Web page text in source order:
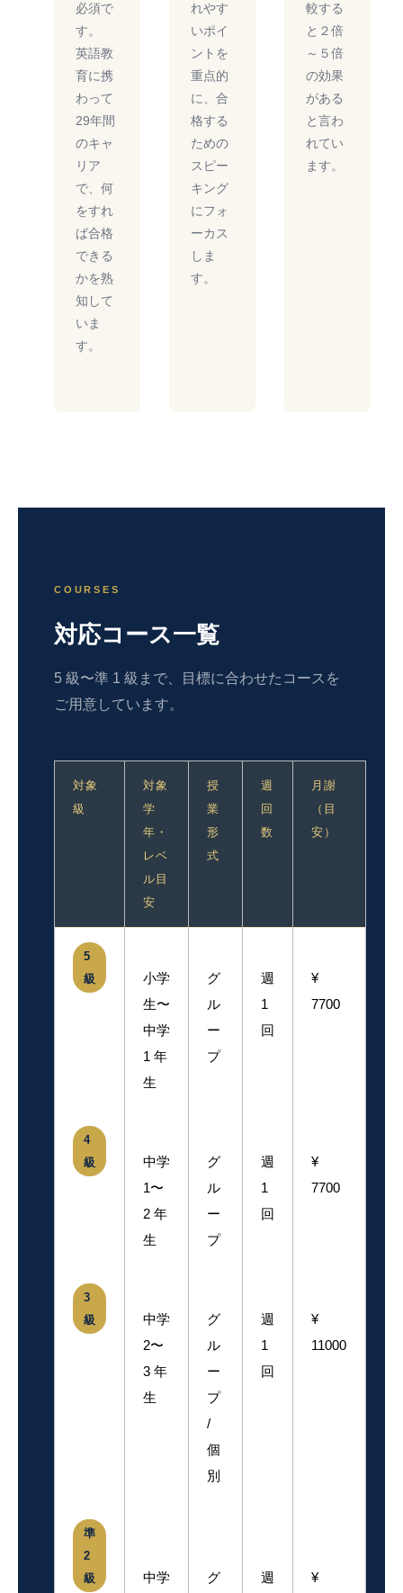
必須で
す。
英語教
育に携
わって
29年間
のキャ
リア
で、何
をすれ
ば合格
できる
かを熟
知して
いま
す。
れやす
いポイ
ントを
重点的
に、合
格する
ための
スピー
キング
にフォ
ーカス
しま
す。
較する
と２倍
～５倍
の効果
がある
と言わ
れてい
ます。
COURSES
対応コース一覧
5 級〜準 1 級まで、目標に合わせたコースを
ご用意しています。
対象
級
対象
学
年・
レベ
ル目
安
授
業
形
式
週
回
数
月謝
（目
安）
5
級
小学
生〜
中学
1 年
生
グ
ル
ー
プ
週
1
回
¥
7700
4
級
中学
1〜
2 年
生
グ
ル
ー
プ
週
1
回
¥
7700
3
級
中学
2〜
3 年
生
グ
ル
ー
プ
/
個
別
週
1
回
¥
11000
準
2
級
中学 グ 週 ¥